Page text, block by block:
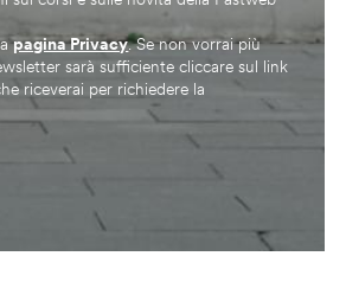
pagina Privacy. Se non vorrai più
sarà sufficiente cliccare sul link
riceverai per richiedere la